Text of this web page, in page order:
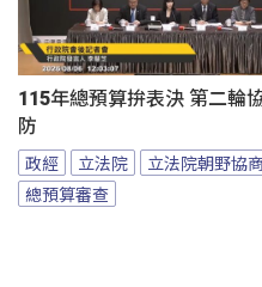
115年總預算拚表決 第二輪
防
政經 立法院
立法院朝野協
總預算審查